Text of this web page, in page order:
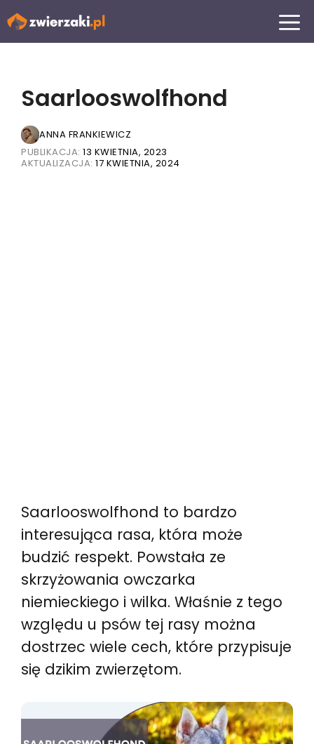
Przejdź
MENU
Saarlooswolfhond
ANNA FRANKIEWICZ
PUBLIKACJA: 13 KWIETNIA, 2023
AKTUALIZACJA: 17 KWIETNIA, 2024
Saarlooswolfhond to bardzo
interesująca rasa, która może
budzić respekt. Powstała ze
skrzyżowania owczarka
niemieckiego i wilka. Właśnie z tego
względu u psów tej rasy można
dostrzec wiele cech, które przypisuje
się dzikim zwierzętom.